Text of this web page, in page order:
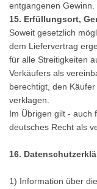
entgangenen Gewinn.
15. Erfüllungsort,
Soweit gesetzlich
dem Liefervertrag
für alle Streitigkeiten
Verkäufers als
berechtigt, den
verklagen.
Im Übrigen gilt - auch
deutsches Recht als
16.
1) Information über